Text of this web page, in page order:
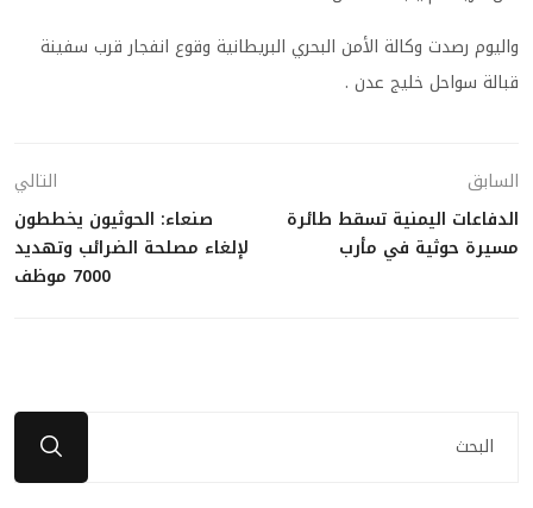
واليوم رصدت وكالة الأمن البحري البريطانية وقوع انفجار قرب سفينة
قبالة سواحل خليج عدن .
السابق
الدفاعات اليمنية تسقط طائرة
مسيرة حوثية في مأرب
التالي
صنعاء: الحوثيون يخططون
لإلغاء مصلحة الضرائب وتهديد
7000 موظف